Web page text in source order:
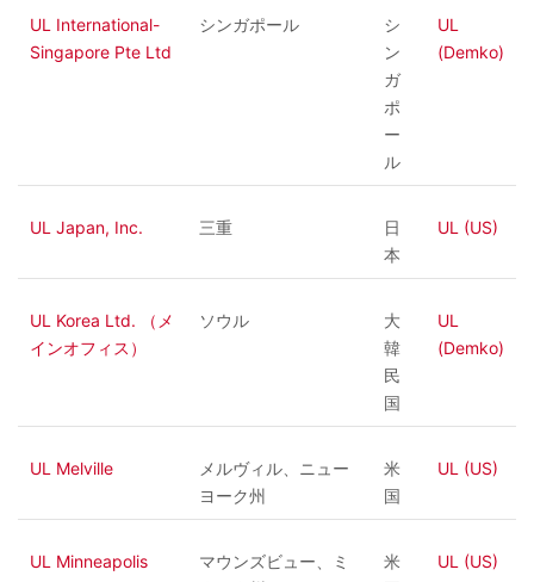
UL International-
Singapore Pte Ltd
シンガポール
シ
ン
ガ
ポ
ー
ル
UL
(Demko)
UL Japan, Inc. 三重
日
本
UL (US)
UL Korea Ltd. （メ
インオフィス）
ソウル
大
韓
民
国
UL
(Demko)
UL Melville
メルヴィル、ニュー
ヨーク州
米
国
UL (US)
UL Minneapolis
マウンズビュー、ミ
米
UL (US)